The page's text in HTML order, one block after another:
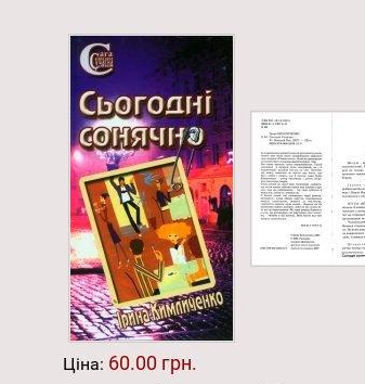
Ціна: 60.00 грн.